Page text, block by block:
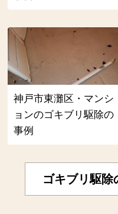
神戸市東灘区・マンシ
ョンのゴキブリ駆除の
事例
ゴキブリ駆除